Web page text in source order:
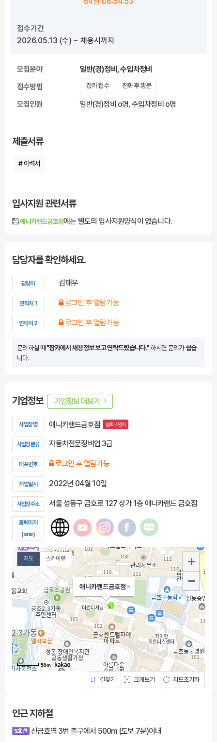
접수기간
2026.05.13 (수) ~ 채용시까지
모집분야
일반(경)정비, 수입차정비
접수방법
잡카 접수 전화 후 방문
모집인원 일반(경)정비 o명, 수입차정비 o명
제출서류
# 이력서
입사지원 관련서류
애니카랜드금호점에는 별도의 입사지원양식이 없습니다.
담당자를 확인하세요.
담당자 김태우
연락처 1 로그인 후 열람가능
연락처 2 로그인 후 열람가능
문의하실 때"잡카에서 채용정보 보고 연락드렸습니다."하시면 문의가 쉽습
니다.
기업정보 기업정보 더보기
사업장명 애니카랜드금호점 업력 4년차
사업장분류 자동차전문정비업 3급
대표번호 로그인 후 열람가능
개업일시 2022년 04월 10일
사업장주소 서울 성동구 금호로 127 상가 1층 애니카랜드 금호점
홈페이지
(sns)
애니카랜드금호점
50m
지도 스카이뷰
지도초기화
크게보기
길찾기
인근 지하철
신금호역 3번 출구에서 500m (도보 7분)이내